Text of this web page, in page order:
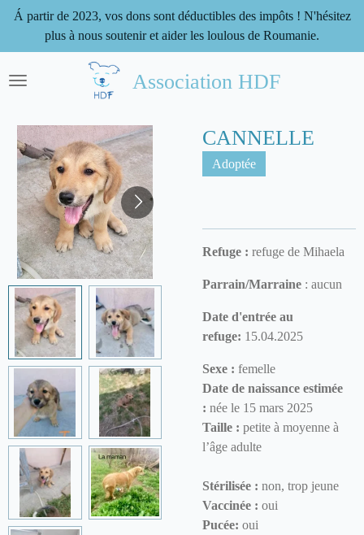
Passer
contenu
principal
Association HDF
Á partir de 2023, vos dons sont déductibles des impôts ! N'hésitez
plus à nous soutenir et aider les loulous de Roumanie.
CANNELLE
Adoptée
Refuge : refuge de Mihaela
Parrain/Marraine : aucun
Date d'entrée au
refuge: 15.04.2025
Sexe : femelle
Date de naissance estimée
: née le 15 mars 2025
Taille : petite à moyenne à
l’âge adulte
Stérilisée : non, trop jeune
Vaccinée : oui
Pucée: oui